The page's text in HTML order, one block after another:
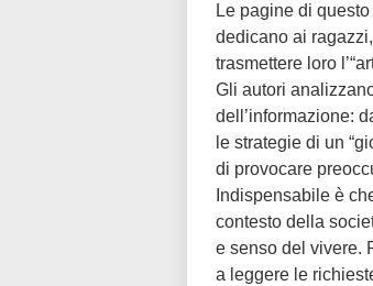
Le pagine di
dedicano ai
trasmettere loro
Gli autori
dell’informazione:
le strategie di un
di provocare
Indispensabile è
contesto della
e senso del vivere.
a leggere le